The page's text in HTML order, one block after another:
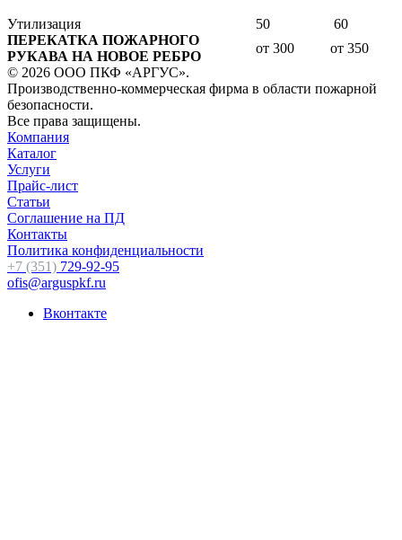
Утилизация 50
60
ПЕРЕКАТКА ПОЖАРНОГО
РУКАВА НА НОВОЕ РЕБРО
от 300
от 350
© 2026 ООО ПКФ «АРГУС».
Производственно-коммерческая фирма в области пожарной
безопасности.
Все права защищены.
Компания
Каталог
Услуги
Прайс-лист
Статьи
Соглашение на ПД
Контакты
Политика конфиденциальности
+7 (351) 729-92-95
ofis@arguspkf.ru
Вконтакте